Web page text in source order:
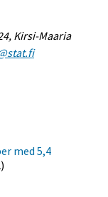
Kirsi-Maaria
med 5,4